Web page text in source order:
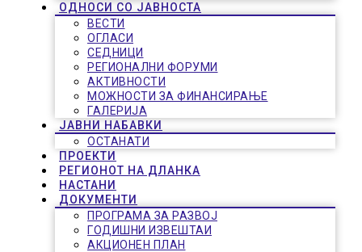
ОДНОСИ СО ЈАВНОСТА
ВЕСТИ
ОГЛАСИ
СЕДНИЦИ
РЕГИОНАЛНИ ФОРУМИ
АКТИВНОСТИ
МОЖНОСТИ ЗА ФИНАНСИРАЊЕ
ГАЛЕРИЈА
ЈАВНИ НАБАВКИ
ОСТАНАТИ
ПРОЕКТИ
РЕГИОНОТ НА ДЛАНКА
НАСТАНИ
ДОКУМЕНТИ
ПРОГРАМА ЗА РАЗВОЈ
ГОДИШНИ ИЗВЕШТАИ
АКЦИОНЕН ПЛАН